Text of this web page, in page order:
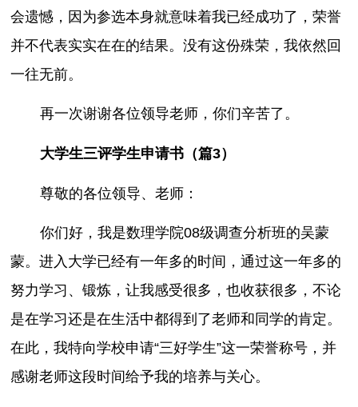
会遗憾，因为参选本身就意味着我已经成功了，荣誉
并不代表实实在在的结果。没有这份殊荣，我依然回
一往无前。
再一次谢谢各位领导老师，你们辛苦了。
大学生三评学生申请书（篇3）
尊敬的各位领导、老师：
你们好，我是数理学院08级调查分析班的吴蒙
蒙。进入大学已经有一年多的时间，通过这一年多的
努力学习、锻炼，让我感受很多，也收获很多，不论
是在学习还是在生活中都得到了老师和同学的肯定。
在此，我特向学校申请“三好学生”这一荣誉称号，并
感谢老师这段时间给予我的培养与关心。